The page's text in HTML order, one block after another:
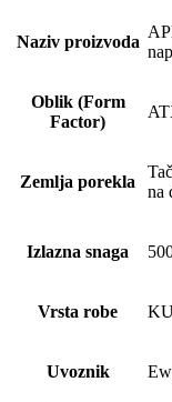
Naziv proizvoda
Oblik (Form
Factor)
Zemlja porekla
na
Izlazna snaga
Vrsta robe
Uvoznik